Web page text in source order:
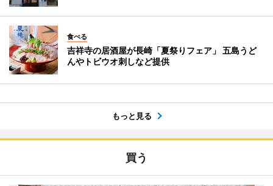
食べる
吉祥寺の居酒屋が長崎「夏祭りフェア」 五島うど
んやトビウオ刺しなど提供
もっと見る
買う